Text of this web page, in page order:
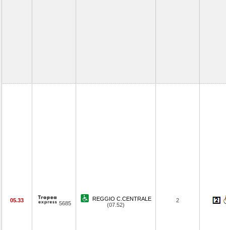
05.33 5685
REGGIO C.CENTRALE
(07.52)
2